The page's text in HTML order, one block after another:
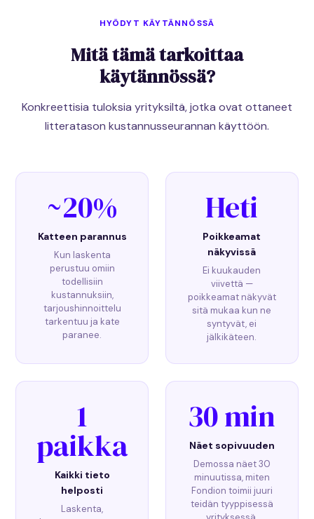
HYÖDYT KÄYTÄNNÖSSÄ
Mitä tämä tarkoittaa
käytännössä?
Konkreettisia tuloksia yrityksiltä, jotka ovat ottaneet
litteratason kustannusseurannan käyttöön.
~20%
Katteen parannus
Kun laskenta
perustuu omiin
todellisiin
kustannuksiin,
tarjoushinnoittelu
tarkentuu ja kate
paranee.
Heti
Poikkeamat
näkyvissä
Ei kuukauden
viivettä —
poikkeamat näkyvät
sitä mukaa kun ne
syntyvät, ei
jälkikäteen.
1
paikka
Kaikki tieto
helposti
Laskenta,
30 min
Näet sopivuuden
Demossa näet 30
minuutissa, miten
Fondion toimii juuri
teidän tyyppisessä